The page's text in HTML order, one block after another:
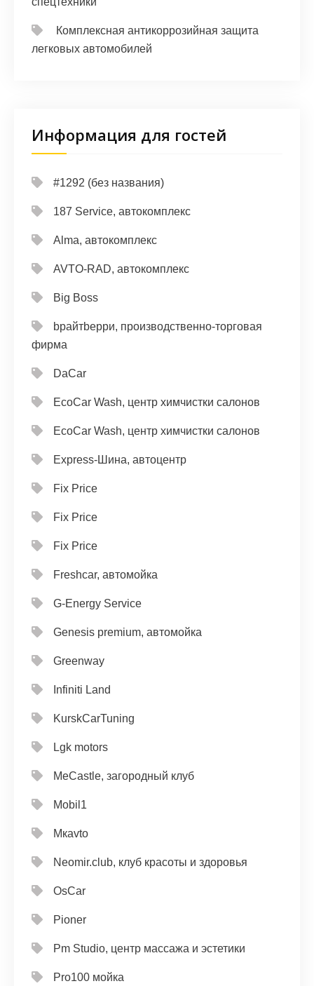
Комплексная антикоррозийная защита
легковых автомобилей
Информация для гостей
#1292 (без названия)
187 Service, автокомплекс
Alma, автокомплекс
AVTO-RAD, автокомплекс
Big Boss
bрайтbерри, производственно-торговая
фирма
DaCar
EcoCar Wash, центр химчистки салонов
EcoCar Wash, центр химчистки салонов
Express-Шина, автоцентр
Fix Price
Fix Price
Fix Price
Freshcar, автомойка
G-Energy Service
Genesis premium, автомойка
Greenway
Infiniti Land
KurskCarTuning
Lgk motors
MeCastle, загородный клуб
Mobil1
Mкavto
Neomir.club, клуб красоты и здоровья
OsCar
Pioner
Pm Studio, центр массажа и эстетики
Pro100 мойка